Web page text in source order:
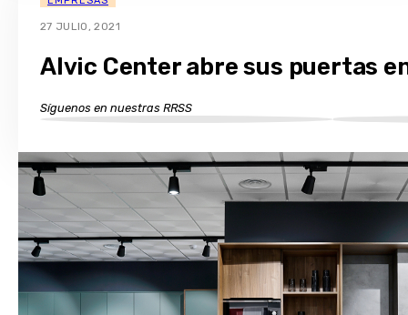
27 JULIO, 2021
Alvic Center abre sus puertas
Síguenos en nuestras RRSS